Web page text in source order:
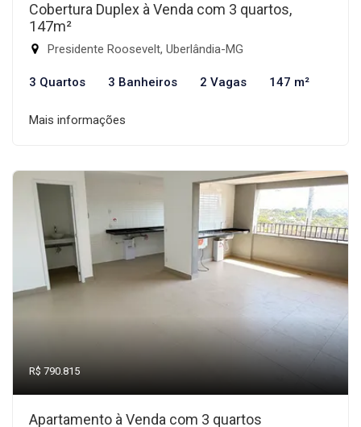
Cobertura Duplex à Venda com 3 quartos,
147m²
Presidente Roosevelt, Uberlândia-MG
3 Quartos 3 Banheiros 2 Vagas 147 m²
Mais informações
R$ 790.815
Apartamento à Venda com 3 quartos